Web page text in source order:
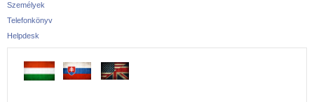
Személyek
Telefonkönyv
Helpdesk